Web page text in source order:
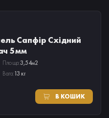
Сапфір Східний
5мм
Площа:3,54м2
Вага:13 кг
В КОШИК